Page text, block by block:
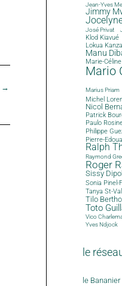
→
Jean-Yves
Jimmy
José Privat
Klod Kiavué
Lokua Kanza
Manu
Marie-
Mario
Marius Priam
Michel
Nicol
Patrick
Paulo
Philippe
Pierre-
Ralph
Raymond
Roger
Sissy
Sonia Pinel-
Tanya St-Val
Tilo
Toto
Vico
Yves Ndjock
le
le